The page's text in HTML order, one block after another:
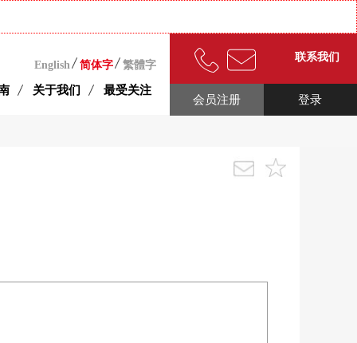
English 简体字 繁體字
关于我们 最受关注
联系我们
登录
会员注册